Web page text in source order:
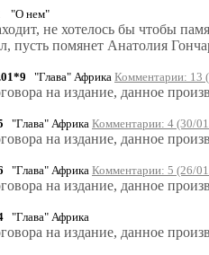
"О нем"
не хотелось бы чтобы
пусть помянет Анатолия
"Глава" Африка Комментарии: 13
на издание, данное
"Глава" Африка Комментарии: 4 (30/
на издание, данное
"Глава" Африка Комментарии: 5 (26/
на издание, данное
"Глава" Африка
на издание, данное